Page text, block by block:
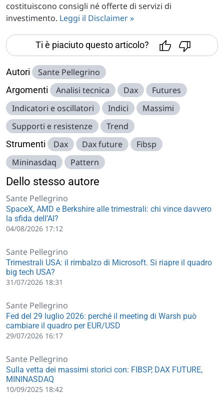
costituiscono consigli né offerte di servizi di
investimento. Leggi il Disclaimer »
Ti è piaciuto questo articolo?
Autori Sante Pellegrino
Argomenti Analisi tecnica Dax
Futures
Indicatori e oscillatori
Indici
Massimi
Supporti e resistenze
Trend
Strumenti Dax Dax future
Fibsp
Mininasdaq
Pattern
Dello stesso autore
Sante Pellegrino
SpaceX, AMD e Berkshire alle trimestrali: chi vince davvero
la sfida dell’AI?
04/08/2026 17:12
Sante Pellegrino
Trimestrali USA: il rimbalzo di Microsoft. Si riapre il quadro
big tech USA?
31/07/2026 18:31
Sante Pellegrino
Fed del 29 luglio 2026: perché il meeting di Warsh può
cambiare il quadro per EUR/USD
29/07/2026 16:17
Sante Pellegrino
Sulla vetta dei massimi storici con: FIBSP, DAX FUTURE,
MININASDAQ
10/09/2025 18:42